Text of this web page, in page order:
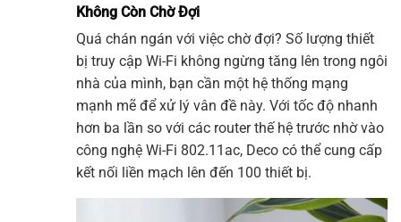
Không Còn Chờ Đợi
Quá chán ngán với việc chờ đợi? Số lượng thiết
bị truy cập Wi-Fi không ngừng tăng lên trong ngôi
nhà của mình, bạn cần một hệ thống mạng
mạnh mẽ để xử lý vân đề này. Với tốc độ nhanh
hơn ba lần so với các router thế hệ trước nhờ vào
công nghệ Wi-Fi 802.11ac, Deco có thể cung cấp
kết nối liền mạch lên đến 100 thiết bị.